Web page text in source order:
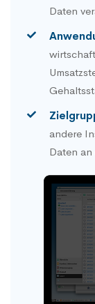
Daten
andere
Daten